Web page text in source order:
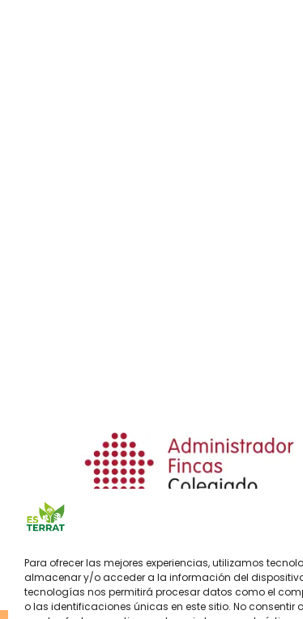
Para ofrecer las mejores experiencias, utilizamos
almacenar y/o acceder a la información del
tecnologías nos permitirá procesar datos como el
o las identificaciones únicas en este sitio. No consentir